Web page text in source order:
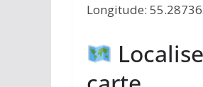
Longitude: